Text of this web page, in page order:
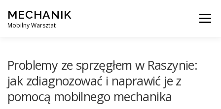
content
MECHANIK
Mobilny Warsztat
Menu
KONTAKT
Problemy ze sprzęgłem w Raszynie:
jak zdiagnozować i naprawić je z
pomocą mobilnego mechanika